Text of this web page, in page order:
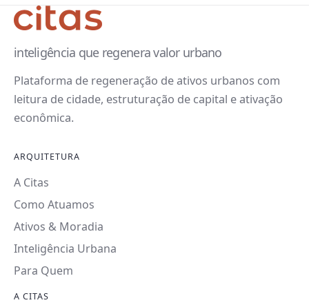
inteligência que regenera valor urbano
Plataforma de regeneração de ativos urbanos com
leitura de cidade, estruturação de capital e ativação
econômica.
ARQUITETURA
A Citas
Como Atuamos
Ativos & Moradia
Inteligência Urbana
Para Quem
A CITAS